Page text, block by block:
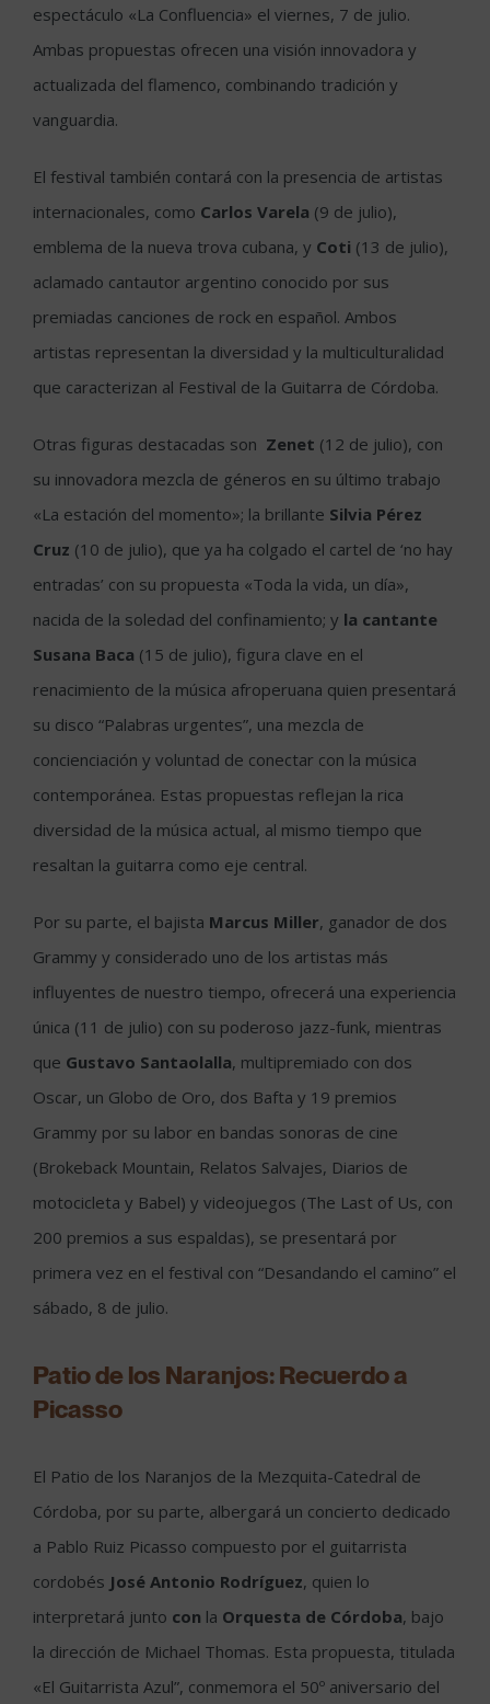
espectáculo «La Confluencia» el viernes, 7 de julio.
Ambas propuestas ofrecen una visión innovadora y
actualizada del flamenco, combinando tradición y
vanguardia.
El festival también contará con la presencia de artistas
internacionales, como Carlos Varela (9 de julio),
emblema de la nueva trova cubana, y Coti (13 de julio),
aclamado cantautor argentino conocido por sus
premiadas canciones de rock en español. Ambos
artistas representan la diversidad y la multiculturalidad
que caracterizan al Festival de la Guitarra de Córdoba.
Otras figuras destacadas son Zenet (12 de julio), con
su innovadora mezcla de géneros en su último trabajo
«La estación del momento»; la brillante Silvia Pérez
Cruz (10 de julio), que ya ha colgado el cartel de ‘no hay
entradas’ con su propuesta «Toda la vida, un día»,
nacida de la soledad del confinamiento; y la cantante
Susana Baca (15 de julio), figura clave en el
renacimiento de la música afroperuana quien presentará
su disco “Palabras urgentes”, una mezcla de
concienciación y voluntad de conectar con la música
contemporánea. Estas propuestas reflejan la rica
diversidad de la música actual, al mismo tiempo que
resaltan la guitarra como eje central.
Por su parte, el bajista Marcus Miller, ganador de dos
Grammy y considerado uno de los artistas más
influyentes de nuestro tiempo, ofrecerá una experiencia
única (11 de julio) con su poderoso jazz-funk, mientras
que Gustavo Santaolalla, multipremiado con dos
Oscar, un Globo de Oro, dos Bafta y 19 premios
Grammy por su labor en bandas sonoras de cine
(Brokeback Mountain, Relatos Salvajes, Diarios de
motocicleta y Babel) y videojuegos (The Last of Us, con
200 premios a sus espaldas), se presentará por
primera vez en el festival con “Desandando el camino” el
sábado, 8 de julio.
Patio de los Naranjos: Recuerdo a
Picasso
El Patio de los Naranjos de la Mezquita-Catedral de
Córdoba, por su parte, albergará un concierto dedicado
a Pablo Ruiz Picasso compuesto por el guitarrista
cordobés José Antonio Rodríguez, quien lo
interpretará junto con la Orquesta de Córdoba, bajo
la dirección de Michael Thomas. Esta propuesta, titulada
«El Guitarrista Azul”, conmemora el 50º aniversario del